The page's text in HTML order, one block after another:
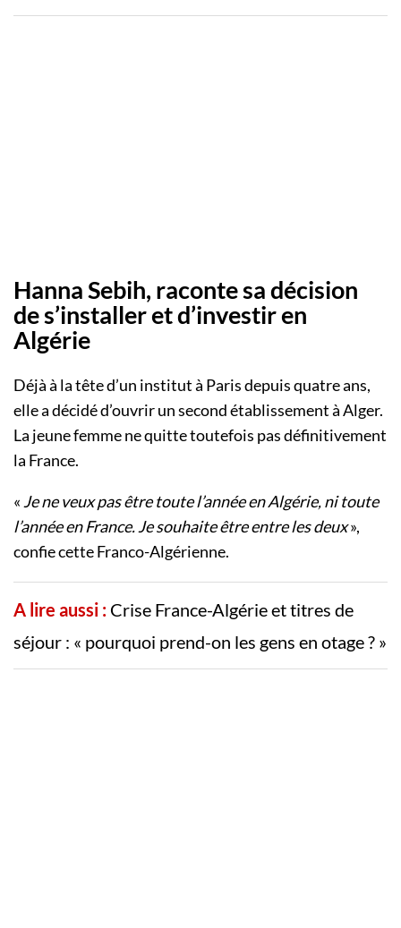
Hanna Sebih, raconte sa décision
de s’installer et d’investir en
Algérie
Déjà à la tête d’un institut à Paris depuis quatre ans,
elle a décidé d’ouvrir un second établissement à Alger.
La jeune femme ne quitte toutefois pas définitivement
la France.
« Je ne veux pas être toute l’année en Algérie, ni toute
l’année en France. Je souhaite être entre les deux»,
confie cette Franco-Algérienne.
A lire aussi : Crise France-Algérie et titres de
séjour : « pourquoi prend-on les gens en otage ? »